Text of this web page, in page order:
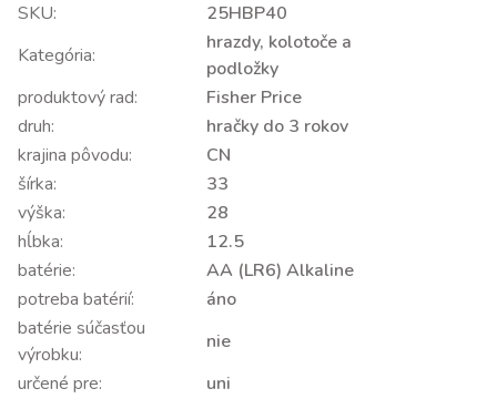
SKU:
25HBP40
Kategória:
hrazdy, kolotoče a
podložky
produktový rad:
Fisher Price
druh:
hračky do 3 rokov
krajina pôvodu:
CN
šírka:
33
výška:
28
hĺbka:
12.5
batérie:
AA (LR6) Alkaline
potreba batérií:
áno
batérie súčasťou
výrobku:
nie
určené pre:
uni